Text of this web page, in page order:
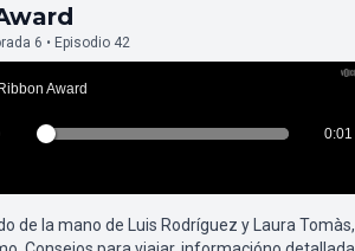
6 • Episodio 42
de la mano de Luis Rodríguez y Laura Tomàs,